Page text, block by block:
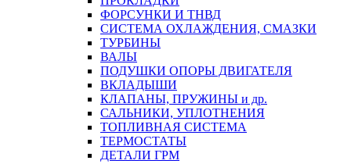
ФОРСУНКИ И ТНВД
СИСТЕМА ОХЛАЖДЕНИЯ, СМАЗКИ
ТУРБИНЫ
ВАЛЫ
ПОДУШКИ ОПОРЫ ДВИГАТЕЛЯ
ВКЛАДЫШИ
КЛАПАНЫ, ПРУЖИНЫ и др.
САЛЬНИКИ, УПЛОТНЕНИЯ
ТОПЛИВНАЯ СИСТЕМА
ТЕРМОСТАТЫ
ДЕТАЛИ ГРМ